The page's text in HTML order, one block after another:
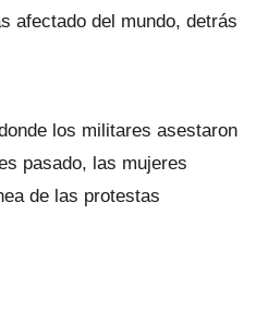
afectado del mundo, detrás
los militares asestaron
pasado, las mujeres
de las protestas